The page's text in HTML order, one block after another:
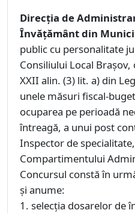
Direcția de
Învățământ din
public cu personalitate
Consiliului Local
XXII alin. (3) lit. a) din
unele măsuri fiscal-
ocuparea pe perioadă
întreagă, a unui post
Inspector de
Compartimentului
Concursul constă în
şi anume:
1. selecţia dosarelor de